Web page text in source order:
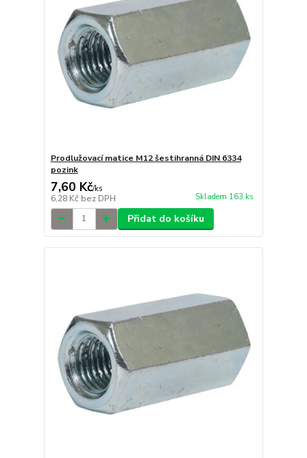
Prodlužovací matice M12 šestihranná DIN 6334
pozink
7,60 Kč/ks
6,28 Kč bez DPH Skladem 163 ks
Přidat do košíku